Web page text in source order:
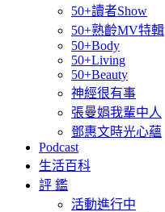
50+讀者Show
50+熟齡MV特輯
50+Body
50+Living
50+Beauty
神經很有事
張曼娟我輩中人
鄧惠文時光心蘊
Podcast
生活百科
評 鑑
活動進行中